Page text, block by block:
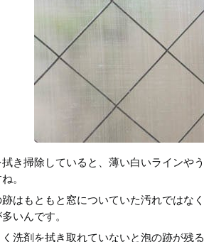
拭き掃除していると、薄い白いラインや
。
跡はもともと窓についていた汚れではなく
いんです。
く洗剤を拭き取れていないと泡の跡が残る